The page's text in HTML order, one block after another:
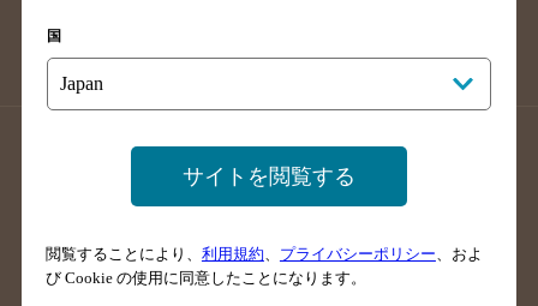
沖縄県のバー検索
店舗登録方法のご案内
店舗情報更新方法のご案内
掲載店舗様ログイン
ご意見・ご感想
国
サイトを閲覧する
閲覧することにより、 利用規約 プライバシーポリシー 、およ
び Cookie の使用に同意したことになります。